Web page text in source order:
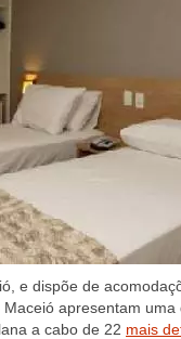
e dispõe de
apresentam uma
a cabo de 22 mais